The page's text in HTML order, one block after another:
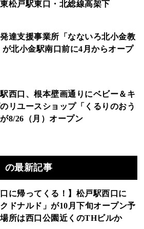
松戸駅東口・北総線高架下
達支援事業所「なないろ北小金教
が北小金駅南口前に4月からオープ
西口、根本壁画通りにベビー＆キ
リユースショップ「くるりのおう
8/26（月）オープン
の最新記事
口に帰ってくる！】松戸駅西口に
クドナルド」が10月下旬オープン予
所は西口公園近くのTHビルか